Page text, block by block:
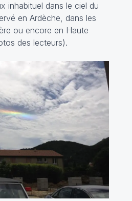
inhabituel dans le ciel du
en Ardèche, dans les
ou encore en Haute
des lecteurs).